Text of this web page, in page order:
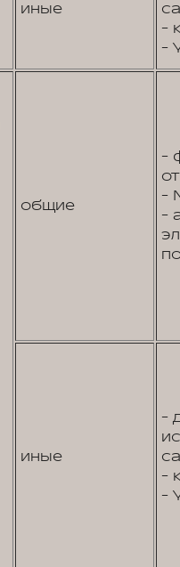
иные
-
-
общие
-
-
-
иные
-
-
-